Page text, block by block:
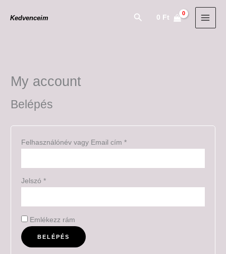
Kedvenceim Search
0 Ft
My account
Belépés
Felhasználónév vagy Email cím*
Jelszó*
Emlékezz rám
BELÉPÉS